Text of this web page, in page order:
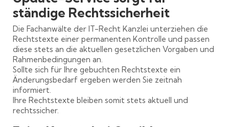
ständige Rechtssicherheit
Die Fachanwälte der IT-Recht Kanzlei unterziehen die
Rechtstexte einer permanenten Kontrolle und passen
diese stets an die aktuellen gesetzlichen Vorgaben und
Rahmenbedingungen an.
Sollte sich für Ihre gebuchten Rechtstexte ein
Änderungsbedarf ergeben werden Sie zeitnah
informiert.
Ihre Rechtstexte bleiben somit stets aktuell und
rechtssicher.